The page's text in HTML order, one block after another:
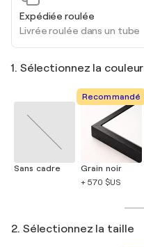
Expédiée roulée
Livrée roulée dans un tube
1. Sélectionnez la couleur
Sans cadre
Recommandé
Grain noir
+ 570 $US
2. Sélectionnez la taille